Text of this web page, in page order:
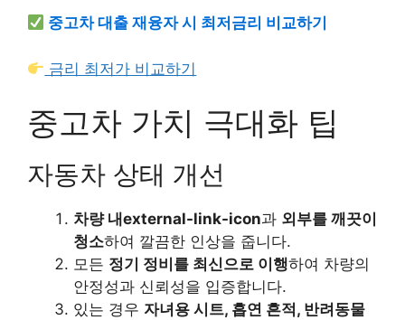
중고차 대출 재융자 시 최저금리 비교하기
금리 최저가 비교하기
중고차 가치 극대화 팁
자동차 상태 개선
차량 내external-link-icon과 외부를 깨끗이
청소하여 깔끔한 인상을 줍니다.
모든 정기 정비를 최신으로 이행하여 차량의
안정성과 신뢰성을 입증합니다.
있는 경우 자녀용 시트, 흡연 흔적, 반려동물